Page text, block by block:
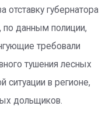
отставку губернатора
по данным полиции,
требовали
тушения лесных
ситуации в регионе,
дольщиков.